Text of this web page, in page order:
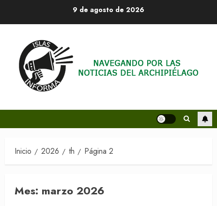
9 de agosto de 2026
Inicio 2026 th Página 2
Mes: marzo 2026